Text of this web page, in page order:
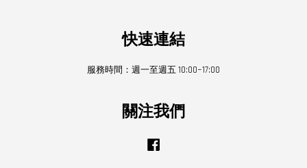
快速連結
服務時間：週一至週五 10:00~17:00
關注我們